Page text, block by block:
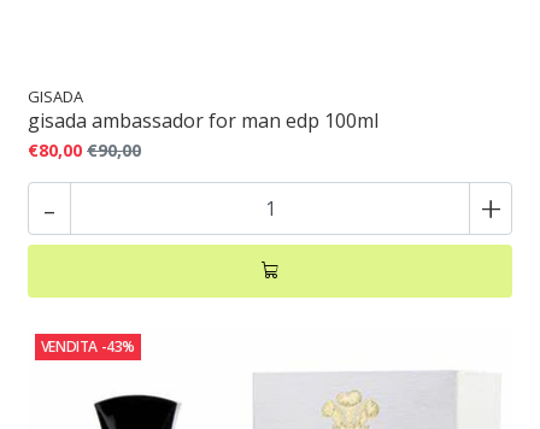
GISADA
gisada ambassador for man edp 100ml
€80,00 €90,00
- +
VENDITA -43%